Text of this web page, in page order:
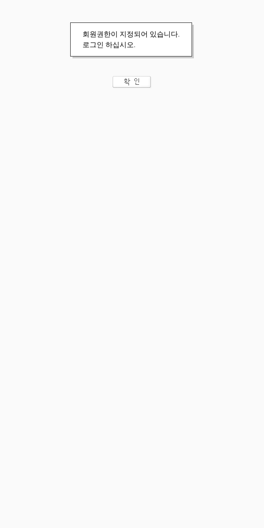
회원권한이 지정되어 있습니다.
로그인 하십시오.